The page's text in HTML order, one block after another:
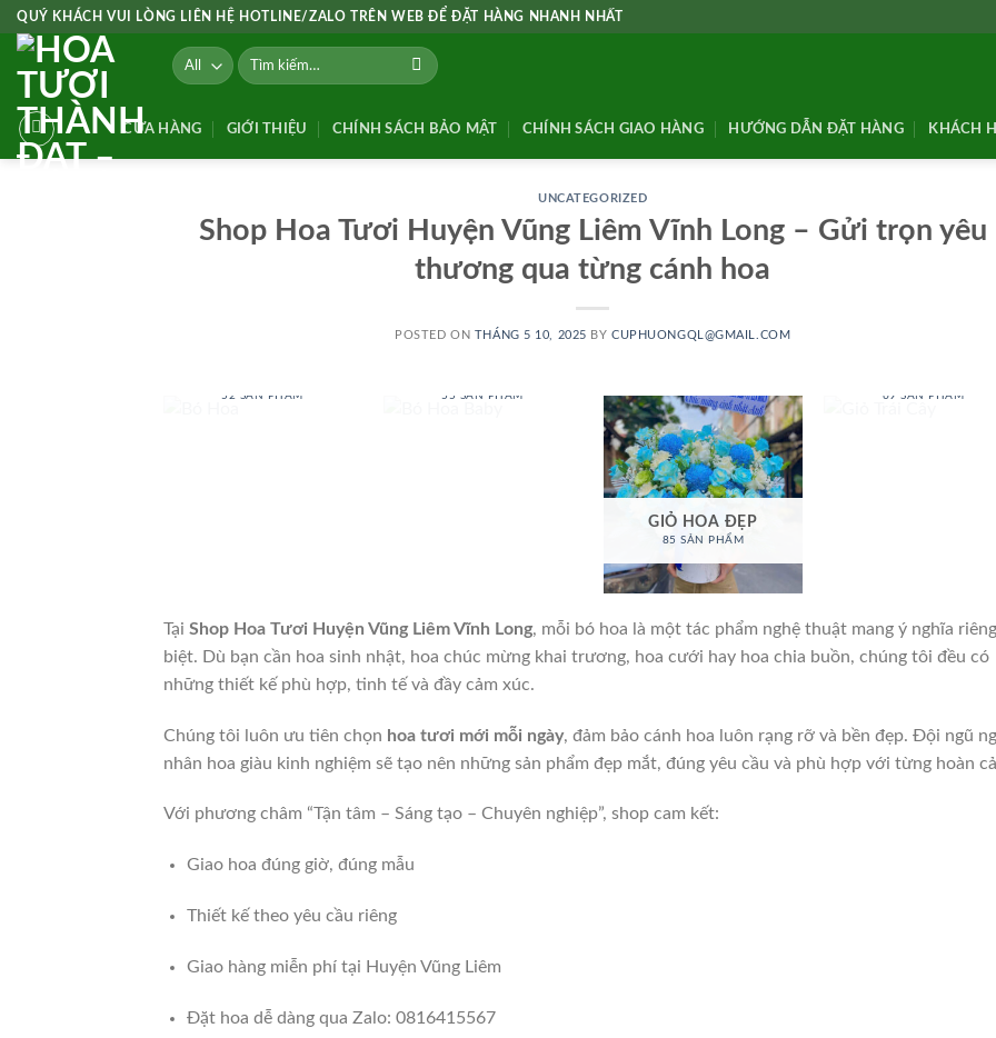
Skip
content
QUÝ KHÁCH VUI LÒNG LIÊN HỆ HOTLINE/ZALO TRÊN WEB ĐỂ ĐẶT HÀNG NHANH NHẤT
Tìm
kiếm:
CỬA HÀNG GIỚI THIỆU CHÍNH SÁCH BẢO MẬT CHÍNH SÁCH GIAO HÀNG HƯỚNG DẪN ĐẶT HÀNG KHÁCH
UNCATEGORIZED
Shop Hoa Tươi Huyện Vũng Liêm Vĩnh Long – Gửi trọn yêu
thương qua từng cánh hoa
POSTED ON THÁNG 5 10, 2025 BYCUPHUONGQL@GMAIL.COM
52 SẢN PHẨM 55 SẢN PHẨM
GIỎ HOA ĐẸP
85 SẢN PHẨM
69 SẢN PHẨM
Tại Shop Hoa Tươi Huyện Vũng Liêm Vĩnh Long, mỗi bó hoa là một tác phẩm nghệ thuật mang ý nghĩa riêng
biệt. Dù bạn cần hoa sinh nhật, hoa chúc mừng khai trương, hoa cưới hay hoa chia buồn, chúng tôi đều có
những thiết kế phù hợp, tinh tế và đầy cảm xúc.
Chúng tôi luôn ưu tiên chọn hoa tươi mới mỗi ngày, đảm bảo cánh hoa luôn rạng rỡ và bền đẹp. Đội ngũ
nhân hoa giàu kinh nghiệm sẽ tạo nên những sản phẩm đẹp mắt, đúng yêu cầu và phù hợp với từng hoàn
Với phương châm “Tận tâm – Sáng tạo – Chuyên nghiệp”, shop cam kết:
Giao hoa đúng giờ, đúng mẫu
Thiết kế theo yêu cầu riêng
Giao hàng miễn phí tại Huyện Vũng Liêm
Đặt hoa dễ dàng qua Zalo: 0816415567